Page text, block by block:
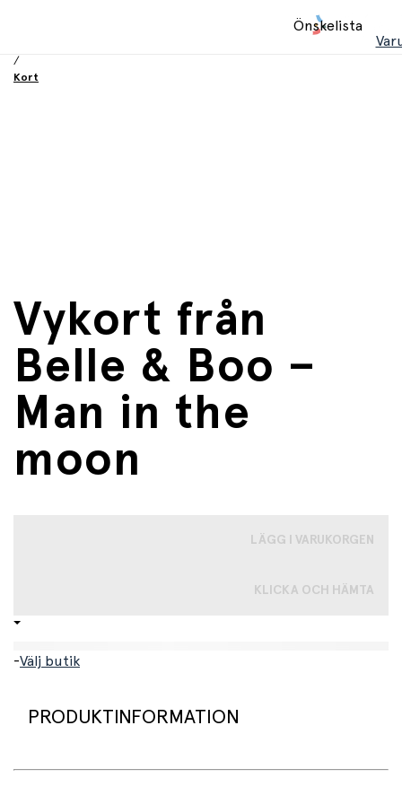
Önskelista
/
Kort
Vykort från
Belle & Boo –
Man in the
moon
LÄGG I VARUKORGEN
KLICKA OCH HÄMTA
-Välj butik
PRODUKTINFORMATION